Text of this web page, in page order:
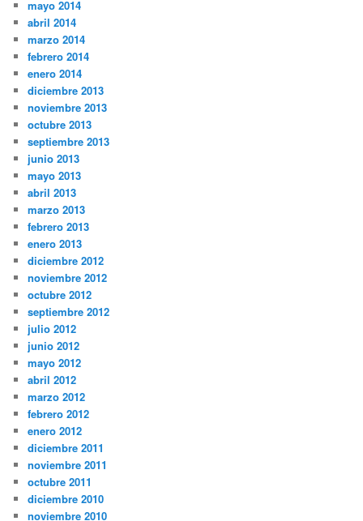
mayo 2014
abril 2014
marzo 2014
febrero 2014
enero 2014
diciembre 2013
noviembre 2013
octubre 2013
septiembre 2013
junio 2013
mayo 2013
abril 2013
marzo 2013
febrero 2013
enero 2013
diciembre 2012
noviembre 2012
octubre 2012
septiembre 2012
julio 2012
junio 2012
mayo 2012
abril 2012
marzo 2012
febrero 2012
enero 2012
diciembre 2011
noviembre 2011
octubre 2011
diciembre 2010
noviembre 2010